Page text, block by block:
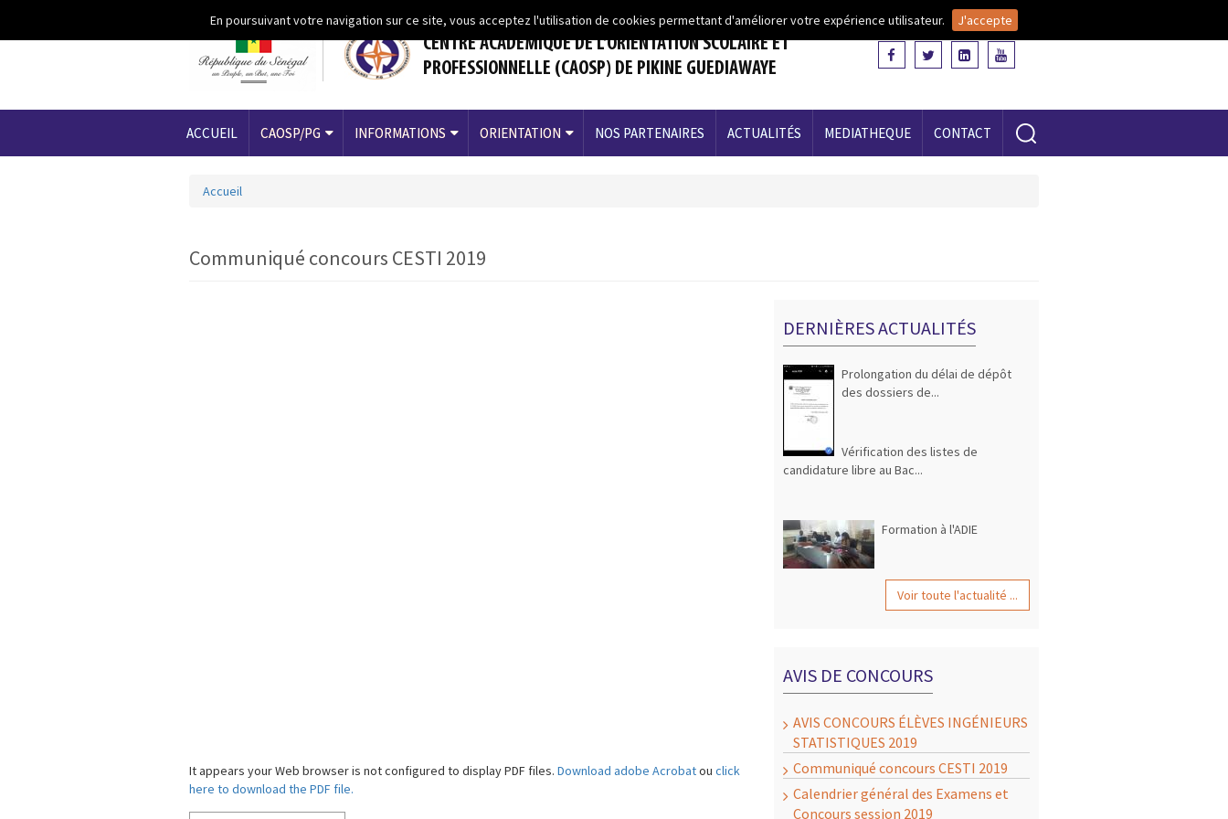
En poursuivant votre navigation sur ce site, vous acceptez l'utilisation de cookies permettant d'améliorer votre expérience utilisateur. J'accepte
CENTRE ACADEMIQUE DE L’ORIENTATION SCOLAIRE ET
PROFESSIONNELLE (CAOSP) DE PIKINE GUEDIAWAYE
ACCUEIL CAOSP/PG INFORMATIONS ORIENTATION NOS PARTENAIRES ACTUALITÉS MEDIATHEQUE CONTACT
Vous êtes ici
Accueil
Communiqué concours CESTI 2019
It appears your Web browser is not configured to display PDF files. Download adobe Acrobatou click
here to download the PDF file.
DERNIÈRES ACTUALITÉS
Prolongation du délai de dépôt
des dossiers de...
Vérification des listes de
candidature libre au Bac...
Formation à l'ADIE
Voir toute l'actualité ...
AVIS DE CONCOURS
AVIS CONCOURS ÉLÈVES INGÉNIEURS
STATISTIQUES 2019
Communiqué concours CESTI 2019
Calendrier général des Examens et
Concours session 2019